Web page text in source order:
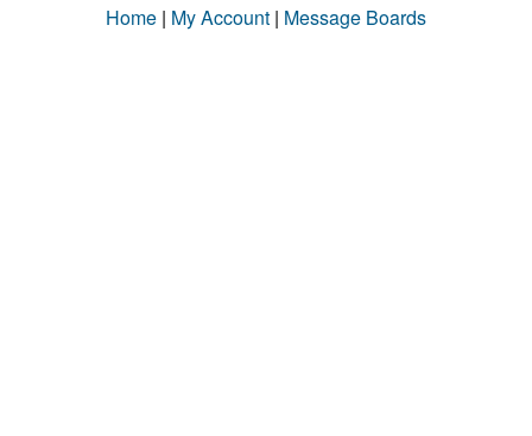
Home | My Account | Message Boards